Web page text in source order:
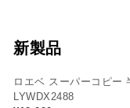
新製品
ロエベ スーパーコピー
LYWDX2488